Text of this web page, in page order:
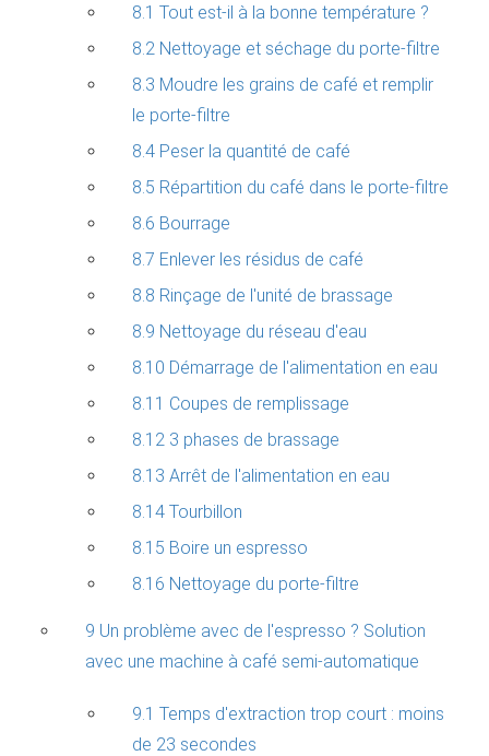
8.1 Tout est-il à la bonne température ?
8.2 Nettoyage et séchage du porte-filtre
8.3 Moudre les grains de café et remplir
le porte-filtre
8.4 Peser la quantité de café
8.5 Répartition du café dans le porte-filtre
8.6 Bourrage
8.7 Enlever les résidus de café
8.8 Rinçage de l'unité de brassage
8.9 Nettoyage du réseau d'eau
8.10 Démarrage de l'alimentation en eau
8.11 Coupes de remplissage
8.12 3 phases de brassage
8.13 Arrêt de l'alimentation en eau
8.14 Tourbillon
8.15 Boire un espresso
8.16 Nettoyage du porte-filtre
9 Un problème avec de l'espresso ? Solution
avec une machine à café semi-automatique
9.1 Temps d'extraction trop court : moins
de 23 secondes